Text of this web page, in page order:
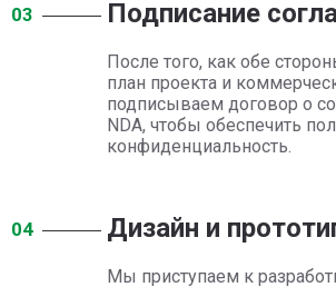
03 Подписание
После того, как обе
план проекта и
подписываем договор о
NDA, чтобы обеспечить
конфиденциальность.
04 Дизайн и
Мы приступаем к